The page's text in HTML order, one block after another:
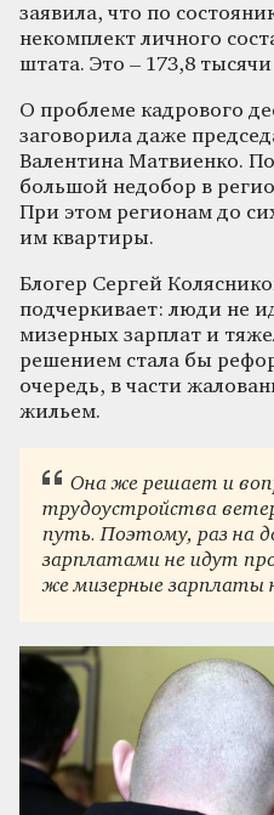
заявила, что по
некомплект личного
штата. Это – 173,8 тысячи
О проблеме кадрового
заговорила даже
Валентина Матвиенко.
большой недобор в
При этом регионам до
им квартиры.
Блогер Сергей
подчеркивает: люди не
мизерных зарплат и
решением стала бы
очередь, в части
жильем.
Она же решает и
трудоустройства
путь. Поэтому, раз на
зарплатами не идут
же мизерные зарплаты